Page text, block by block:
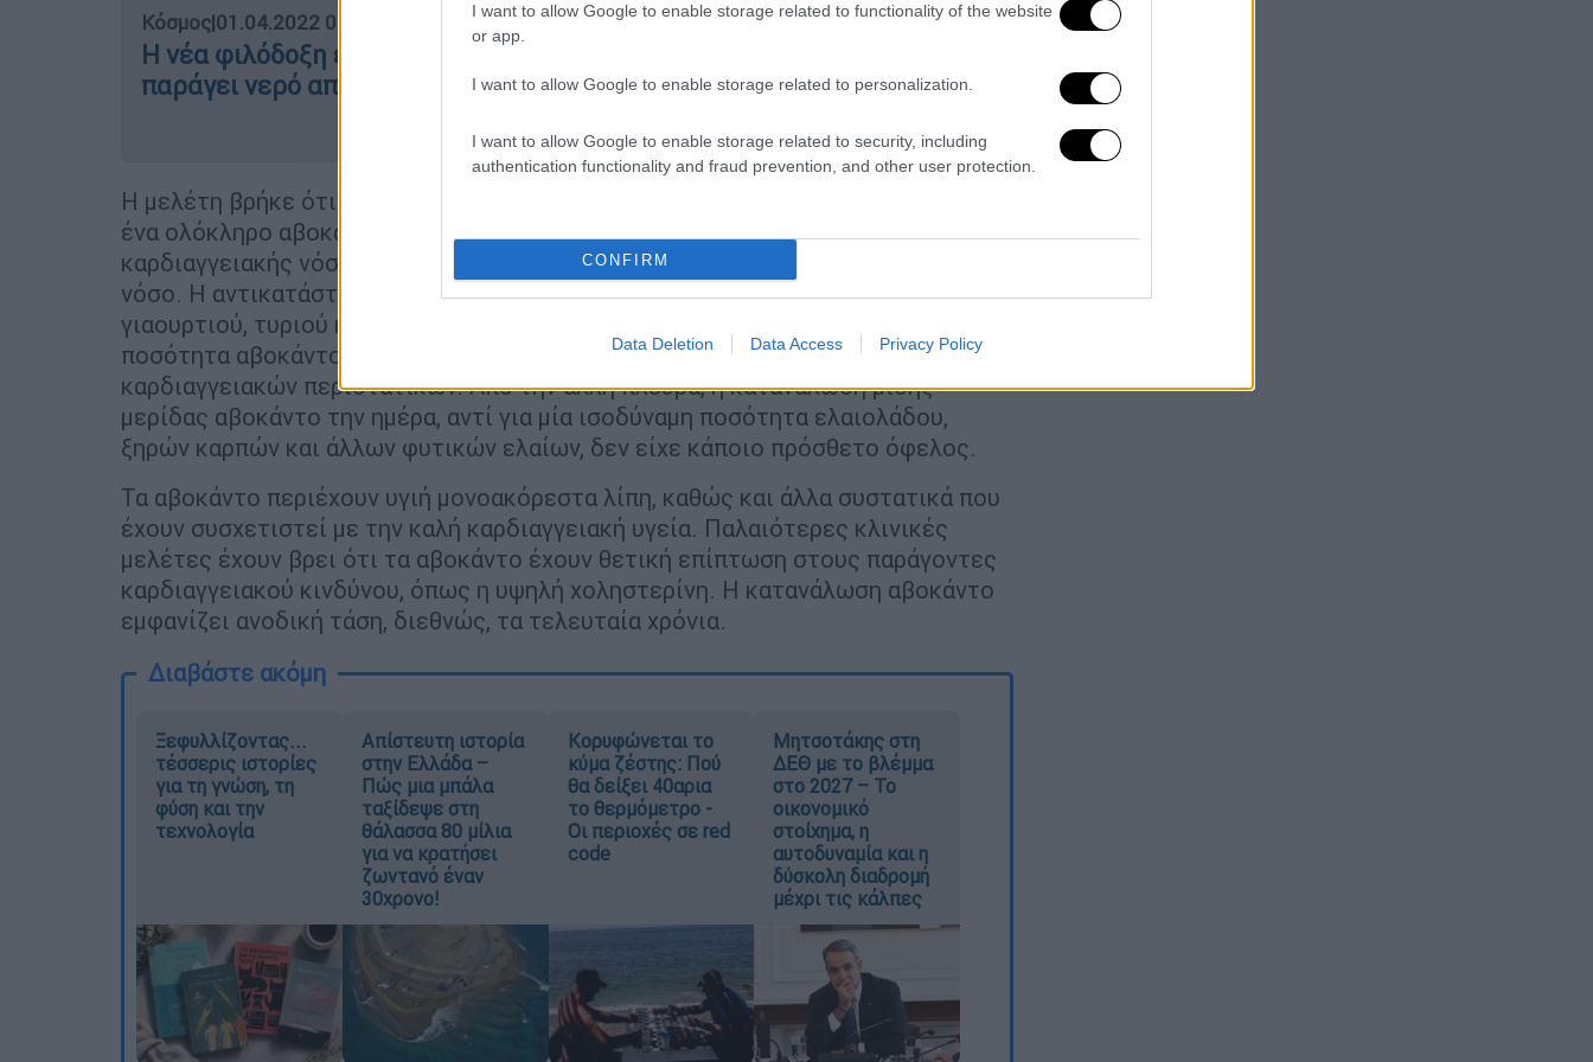
I want to allow Google to enable storage related to functionality of the website
or app.
I want to allow Google to enable storage related to personalization.
I want to allow Google to enable storage related to security, including
authentication functionality and fraud prevention, and other user protection.
CONFIRM
Data Deletion Data Access Privacy Policy
Κόσμος|01.04.2022 08:52
Η νέα φιλόδοξη επένδυση του Μπιλ Γκέιτς: Επενδύει σε εταιρία που
παράγει νερό από... αέρα
Η μελέτη βρήκε ότι όσοι έτρωγαν τουλάχιστον δύο μερίδες μισού αβοκάντο, άρα
ένα ολόκληρο αβοκάντο μέσα στην εβδομάδα, είχαν 16% μικρότερο κίνδυνο
καρδιαγγειακής νόσου και 21% μικρότερο κίνδυνο ειδικότερα για στεφανιαία
νόσο. Η αντικατάσταση μίας καθημερινής μερίδας μαργαρίνης, βουτύρου, αυγού,
γιαουρτιού, τυριού ή επεξεργασμένου κρέατος όπως το μπέικον, με την ίδια
ποσότητα αβοκάντο, σχετιζόταν με μία μείωση κατά 16% έως 22% των
καρδιαγγειακών περιστατικών. Από την άλλη πλευρά, η κατανάλωση μισής
μερίδας αβοκάντο την ημέρα, αντί για μία ισοδύναμη ποσότητα ελαιολάδου,
ξηρών καρπών και άλλων φυτικών ελαίων, δεν είχε κάποιο πρόσθετο όφελος.
Τα αβοκάντο περιέχουν υγιή μονοακόρεστα λίπη, καθώς και άλλα συστατικά που
έχουν συσχετιστεί με την καλή καρδιαγγειακή υγεία. Παλαιότερες κλινικές
μελέτες έχουν βρει ότι τα αβοκάντο έχουν θετική επίπτωση στους παράγοντες
καρδιαγγειακού κινδύνου, όπως η υψηλή χοληστερίνη. Η κατανάλωση αβοκάντο
εμφανίζει ανοδική τάση, διεθνώς, τα τελευταία χρόνια.
Διαβάστε ακόμη
Ξεφυλλίζοντας...
τέσσερις ιστορίες
για τη γνώση, τη
φύση και την
τεχνολογία
Απίστευτη ιστορία
στην Ελλάδα –
Πώς μια μπάλα
ταξίδεψε στη
θάλασσα 80 μίλια
για να κρατήσει
ζωντανό έναν
30χρονο!
Κορυφώνεται το
κύμα ζέστης: Πού
θα δείξει 40αρια
το θερμόμετρο -
Οι περιοχές σε red
code
Μητσοτάκης στη
ΔΕΘ με το βλέμμα
στο 2027 – Το
οικονομικό
στοίχημα, η
αυτοδυναμία και η
δύσκολη διαδρομή
μέχρι τις κάλπες